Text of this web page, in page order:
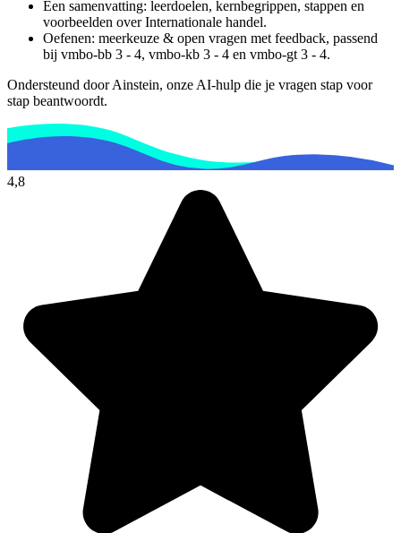
Een samenvatting: leerdoelen, kernbegrippen, stappen en
voorbeelden overInternationale handel.
Oefenen: meerkeuze & open vragen met feedback, passend
bij vmbo-bb 3 - 4, vmbo-kb 3 - 4 en vmbo-gt 3 - 4.
Ondersteund door Ainstein, onze AI-hulp die je vragen stap voor
stap beantwoordt.
4,8